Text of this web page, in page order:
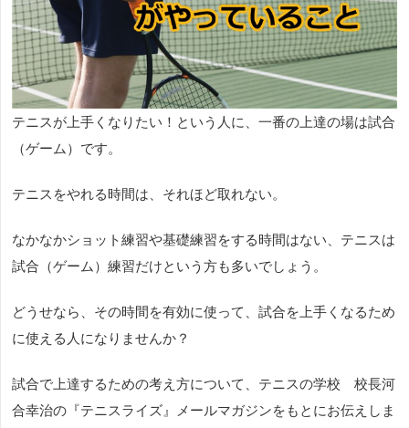
テニスが上手くなりたい！という人に、一番の上達の場は試合
（ゲーム）です。
テニスをやれる時間は、それほど取れない。
なかなかショット練習や基礎練習をする時間はない、テニスは
試合（ゲーム）練習だけという方も多いでしょう。
どうせなら、その時間を有効に使って、試合を上手くなるため
に使える人になりませんか？
試合で上達するための考え方について、 テニスの学校 校長河
合幸治の『テニスライズ』メールマガジンをもとにお伝えしま